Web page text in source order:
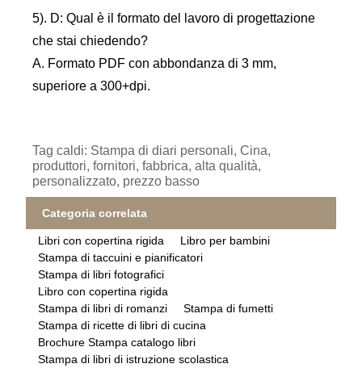
5). D: Qual è il formato del lavoro di progettazione
che stai chiedendo?
A. Formato PDF con abbondanza di 3 mm,
superiore a 300+dpi.
Tag caldi: Stampa di diari personali, Cina,
produttori, fornitori, fabbrica, alta qualità,
personalizzato, prezzo basso
Categoria correlata
Libri con copertina rigida
Libro per bambini
Stampa di taccuini e pianificatori
Stampa di libri fotografici
Libro con copertina rigida
Stampa di libri di romanzi
Stampa di fumetti
Stampa di ricette di libri di cucina
Brochure Stampa catalogo libri
Stampa di libri di istruzione scolastica